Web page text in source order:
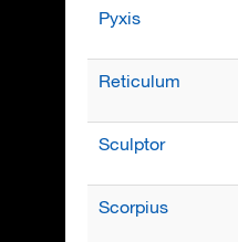
Pyxis
Reticulum
Sculptor
Scorpius